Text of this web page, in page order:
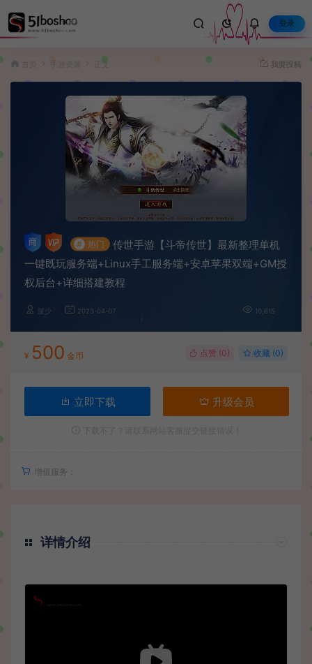
登录
手游资源 正文 我要投稿
# 热门
传世手游【斗帝传世】最新整理单机
一键既玩服务端+Linux手工服务端+安卓苹果双端+GM授
权后台+详细搭建教程
波少 2023-04-07 10,615
¥ 500 金币 点赞 (0) 收藏 (0)
立即下载 升级会员
增值服务：
详情介绍